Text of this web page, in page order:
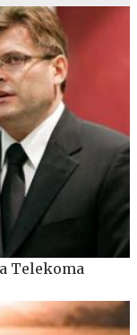
Telekoma